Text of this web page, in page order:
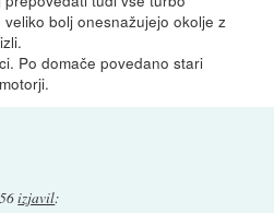
bolj onesnažujejo okolje z
Po domače povedano stari
izjavil: